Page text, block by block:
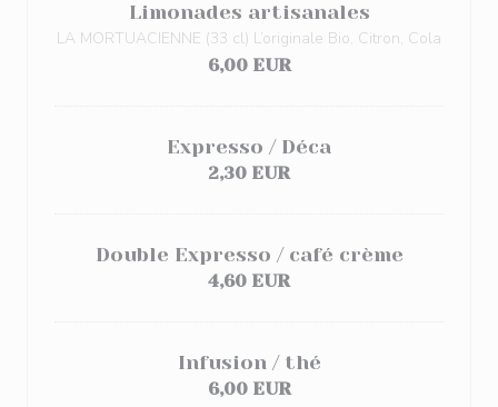
Limonades artisanales
LA MORTUACIENNE (33 cl) L’originale Bio, Citron, Cola
6,00 EUR
Expresso / Déca
2,30 EUR
Double Expresso / café crème
4,60 EUR
Infusion / thé
6,00 EUR